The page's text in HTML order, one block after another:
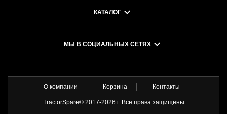
КАТАЛОГ
МЫ В СОЦИАЛЬНЫХ СЕТЯХ
О компании Корзина Контакты
TractorSpare© 2017-2026 г. Все права защищены